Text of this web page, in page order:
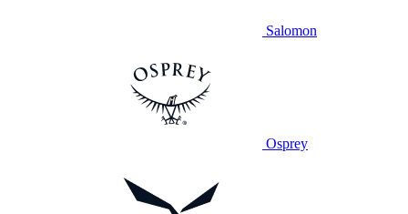
Salomon
Osprey